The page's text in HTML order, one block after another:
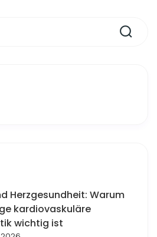
Herzgesundheit: Warum
kardiovaskuläre
wichtig ist